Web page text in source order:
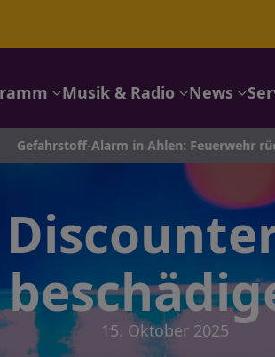
Musik & Radio News
Alarm in Ahlen: Feuerwehr rückt mit
15. Oktober 2025